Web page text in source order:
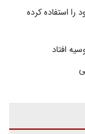
خود را استفاده کرده
افتاد